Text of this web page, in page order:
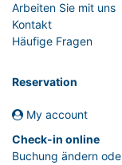
Arbeiten Sie mit uns
Kontakt
Häufige Fragen
Reservation
My account
Check-in online
Buchung ändern